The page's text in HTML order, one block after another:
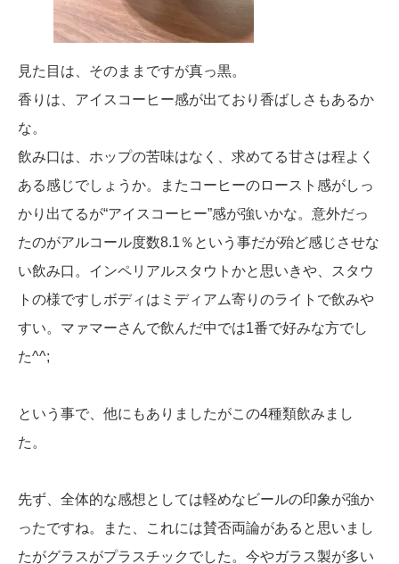
見た目は、そのままですが真っ黒。
香りは、アイスコーヒー感が出ており香ばしさもあるか
な。
飲み口は、ホップの苦味はなく、求めてる甘さは程よく
ある感じでしょうか。またコーヒーのロースト感がしっ
かり出てるが“アイスコーヒー”感が強いかな。意外だっ
たのがアルコール度数8.1％という事だが殆ど感じさせな
い飲み口。インペリアルスタウトかと思いきや、スタウ
トの様ですしボディはミディアム寄りのライトで飲みや
すい。マァマーさんで飲んだ中では1番で好みな方でし
た^^;
という事で、他にもありましたがこの4種類飲みまし
た。
先ず、全体的な感想としては軽めなビールの印象が強か
ったですね。また、これには賛否両論があると思いまし
たがグラスがプラスチックでした。今やガラス製が多い